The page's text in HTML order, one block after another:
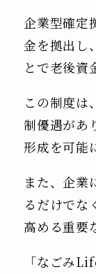
企業型確定
金を拠出し
とで老後資
この制度は
制優遇があ
形成を可能
また、企業
るだけでな
高める重要
「なごみ